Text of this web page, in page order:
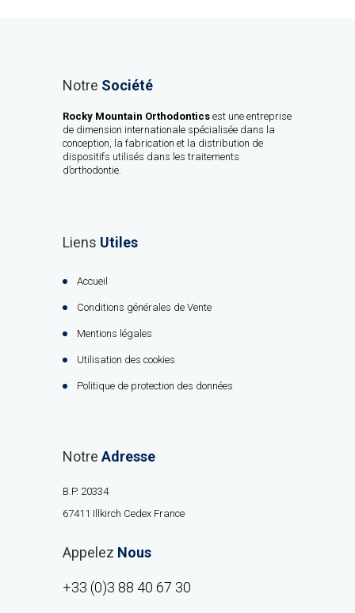
Notre Société
Rocky Mountain Orthodontics est une entreprise
de dimension internationale spécialisée dans la
conception, la fabrication et la distribution de
dispositifs utilisés dans les traitements
d’orthodontie.
Liens Utiles
Accueil
Conditions générales de Vente
Mentions légales
Utilisation des cookies
Politique de protection des données
Notre Adresse
B.P. 20334
67411 Illkirch Cedex France
Appelez Nous
+33 (0)3 88 40 67 30